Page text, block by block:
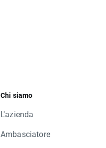
Chi siamo
L'azienda
Ambasciatore